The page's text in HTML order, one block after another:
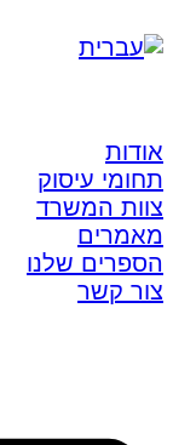
אודות
תחומי עיסוק
צוות המשרד
מאמרים
הספרים שלנו
צור קשר